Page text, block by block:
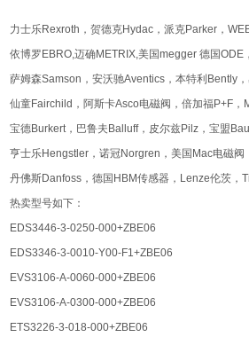
力士乐Rexroth，贺德克Hydac，派克Parker，
依博罗EBRO,迈确METRIX,美国megger 德国ODE
萨姆森Samson，安沃驰Aventics，本特利Bently，
仙童Fairchild，阿斯卡Asco电磁阀，倍加福P+F，
宝德Burkert，巴鲁夫Balluff，皮尔兹Pilz，宝盟
亨士乐Hengstler，诺冠Norgren，美国Mac电磁阀
丹佛斯Danfoss，德国HBM传感器，Lenze伦茨，
热卖型号如下：
EDS3446-3-0250-000+ZBE06
EDS3346-3-0010-Y00-F1+ZBE06
EVS3106-A-0060-000+ZBE06
EVS3106-A-0300-000+ZBE06
ETS3226-3-018-000+ZBE06